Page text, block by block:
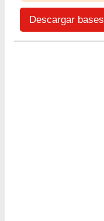
Descargar bases